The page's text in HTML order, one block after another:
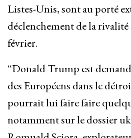
Listes-Unis, sont au porté
déclenchement de la rivalité
février.
“Donald Trump est
des Européens dans le
pourrait lui faire faire
notamment sur le dossier